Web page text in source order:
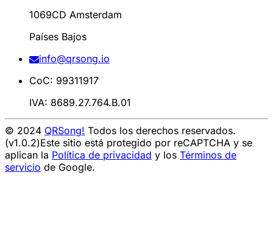
1069CD Amsterdam
Países Bajos
info@qrsong.io
CoC: 99311917
IVA: 8689.27.764.B.01
© 2024 QRSong! Todos los derechos reservados.
(v1.0.2)Este sitio está protegido por reCAPTCHA y se
aplican la Política de privacidad y los Términos de
servicio de Google.